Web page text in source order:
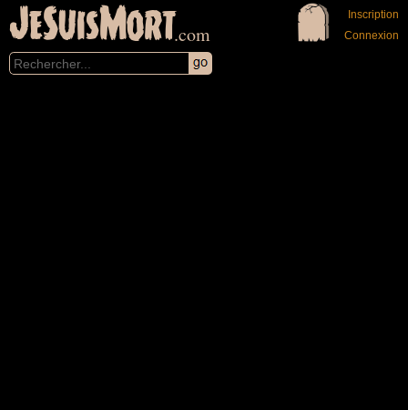
JeSuisMort.com
Inscription
Connexion